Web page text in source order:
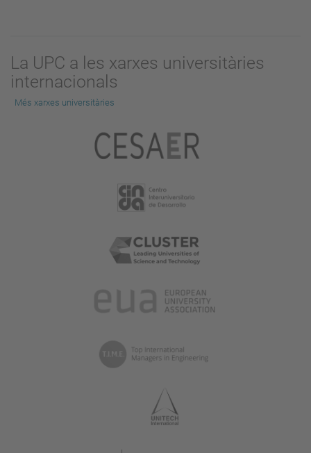
La UPC a les xarxes universitàries
internacionals
Més xarxes universitàries